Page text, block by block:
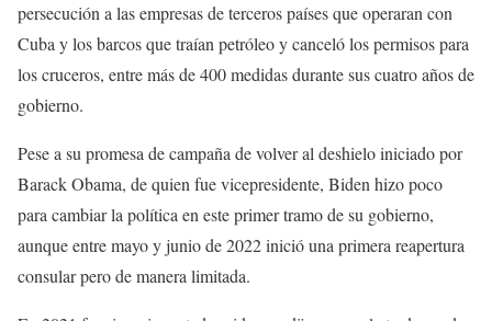
persecución a las empresas de terceros países que operaran con
Cuba y los barcos que traían petróleo y canceló los permisos para
los cruceros, entre más de 400 medidas durante sus cuatro años de
gobierno.
Pese a su promesa de campaña de volver al deshielo iniciado por
Barack Obama, de quien fue vicepresidente, Biden hizo poco
para cambiar la política en este primer tramo de su gobierno,
aunque entre mayo y junio de 2022 inició una primera reapertura
consular pero de manera limitada.